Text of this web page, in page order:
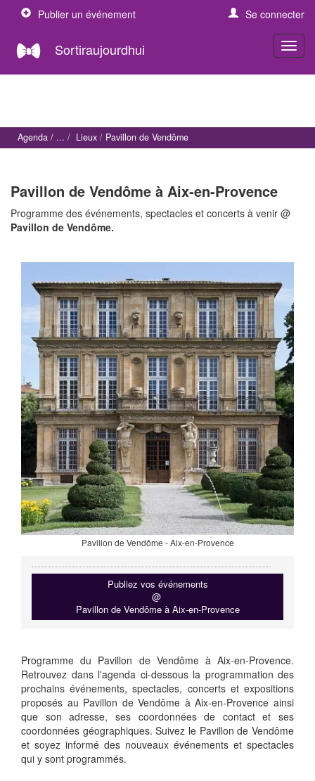
Publier un événement Se connecter
Sortiraujourdhui
Agenda Lieux Pavillon de Vendôme
Pavillon de Vendôme à Aix-en-Provence
Programme des événements, spectacles et concerts à venir @
Pavillon de Vendôme.
Pavillon de Vendôme - Aix-en-Provence
Publiez vos événements
@
Pavillon de Vendôme à Aix-en-Provence
Programme du Pavillon de Vendôme à Aix-en-Provence.
Retrouvez dans l'agenda ci-dessous la programmation des
prochains événements, spectacles, concerts et expositions
proposés au Pavillon de Vendôme à Aix-en-Provence ainsi
que son adresse, ses coordonnées de contact et ses
coordonnées géographiques. Suivez le Pavillon de Vendôme
et soyez informé des nouveaux événements et spectacles
qui y sont programmés.